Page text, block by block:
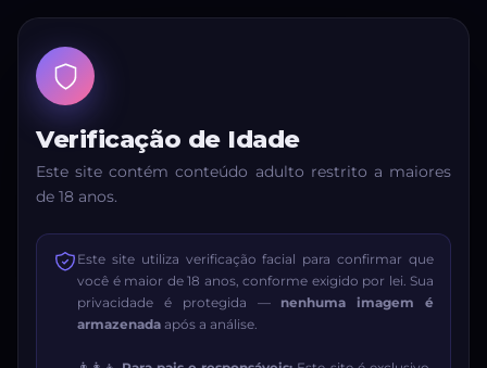
Verificação de Idade
Este site contém conteúdo adulto restrito a maiores
de 18 anos.
Este site utiliza verificação facial para confirmar que
você é maior de 18 anos, conforme exigido por lei. Sua
privacidade é protegida — nenhuma imagem é
armazenada após a análise.